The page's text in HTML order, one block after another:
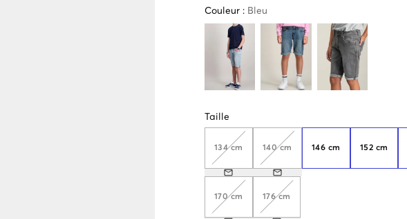
Couleur : Bleu
Taille
134 cm 140 cm 146 cm 152 cm
170 cm 176 cm